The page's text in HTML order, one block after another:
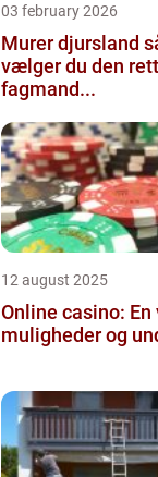
03 february 2026
Murer djursland sådan
vælger du den
fagmand...
12 august 2025
Online casino: En
muligheder og